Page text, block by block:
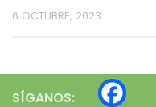
6 OCTUBRE, 2023
SÍGANOS: